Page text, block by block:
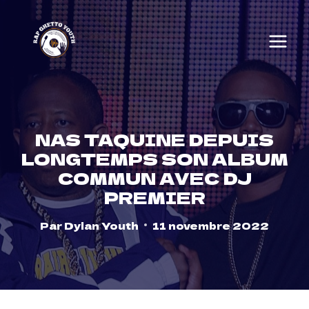
content
NAS TAQUINE DEPUIS
LONGTEMPS SON ALBUM
COMMUN AVEC DJ
PREMIER
ParDylan Youth 11 novembre 2022